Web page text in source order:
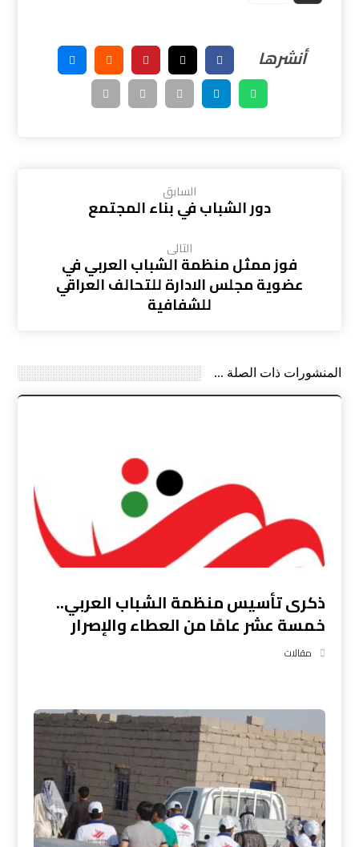
السابق
دور الشباب في بناء المجتمع
التالى
فوز ممثل منظمة الشباب العربي في
عضوية مجلس الادارة للتحالف العراقي
للشفافية
المنشورات ذات الصلة ...
ذكرى تأسيس منظمة الشباب العربي..
خمسة عشر عامًا من العطاء والإصرار
مقالات